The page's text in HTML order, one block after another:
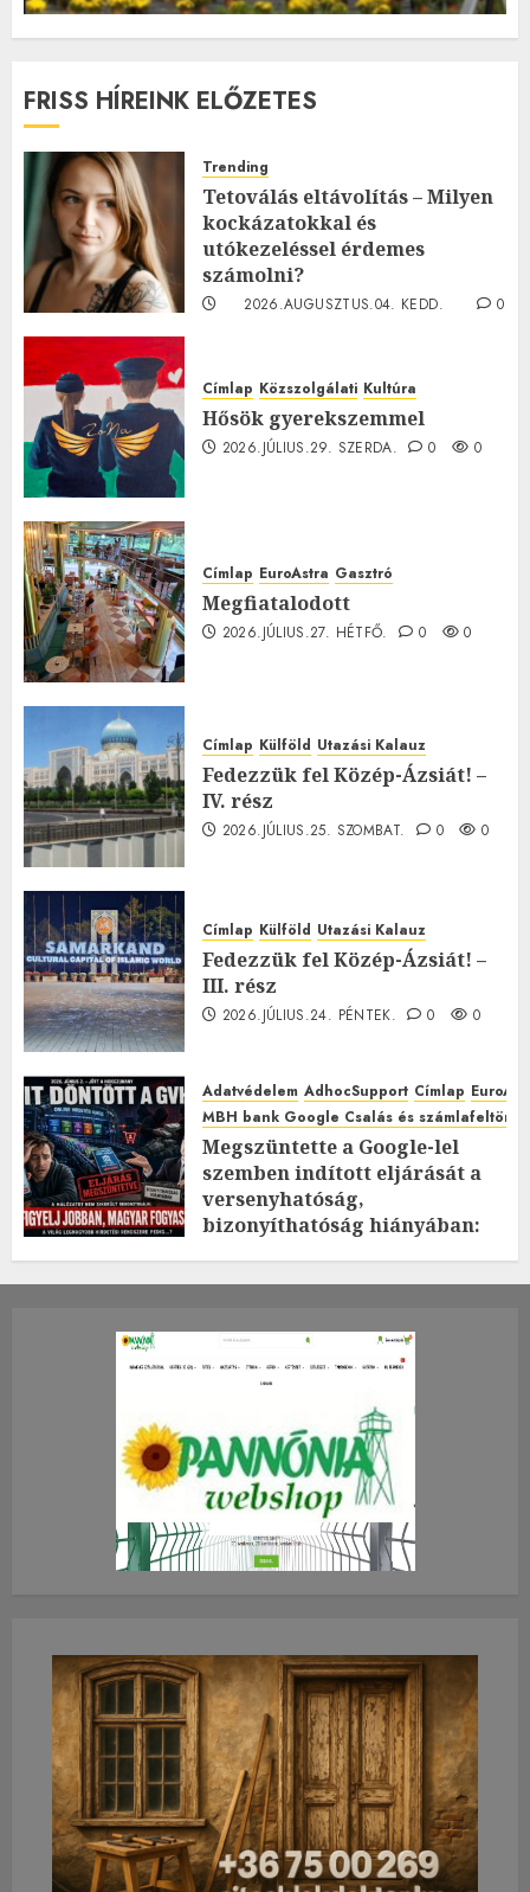
FRISS HÍREINK ELŐZETES
Trending
Tetoválás eltávolítás – Milyen
kockázatokkal és
utókezeléssel érdemes
számolni?
2026.AUGUSZTUS.04. KEDD.
0
Címlap Közszolgálati Kultúra
Hősök gyerekszemmel
2026.JÚLIUS.29. SZERDA. 0 0
Címlap EuroAstra Gasztró
Megfiatalodott
2026.JÚLIUS.27. HÉTFŐ. 0 0
Címlap Külföld Utazási Kalauz
Fedezzük fel Közép-Ázsiát! –
IV. rész
2026.JÚLIUS.25. SZOMBAT. 0 0
Címlap Külföld Utazási Kalauz
Fedezzük fel Közép-Ázsiát! –
III. rész
2026.JÚLIUS.24. PÉNTEK. 0 0
Adatvédelem AdhocSupport Címlap
MBH bank Google Csalás és
Megszüntette a Google-lel
szemben indított eljárását a
versenyhatóság,
bizonyíthatóság hiányában:
2026.JÚLIUS.23. CSÜTÖRTÖK.
0